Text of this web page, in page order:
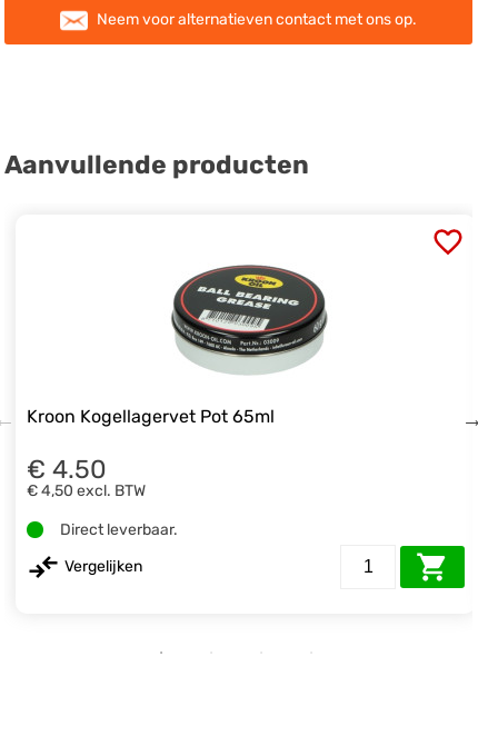
Neem voor alternatieven contact met ons op.
Aanvullende producten
Kroon Kogellagervet Pot 65ml
€ 4.50
€ 4,50 excl. BTW
Direct leverbaar.
Vergelijken